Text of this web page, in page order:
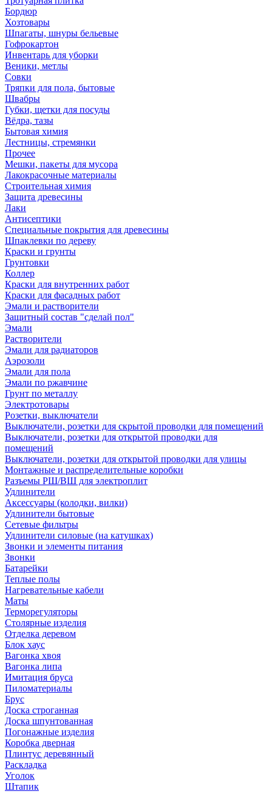
Бордюр
Хозтовары
Шпагаты, шнуры бельевые
Гофрокартон
Инвентарь для уборки
Веники, метлы
Совки
Тряпки для пола, бытовые
Швабры
Губки, щетки для посуды
Вёдра, тазы
Бытовая химия
Лестницы, стремянки
Прочее
Мешки, пакеты для мусора
Лакокрасочные материалы
Строительная химия
Защита древесины
Лаки
Антисептики
Специальные покрытия для древесины
Шпаклевки по дереву
Краски и грунты
Грунтовки
Коллер
Краски для внутренних работ
Краски для фасадных работ
Эмали и растворители
Защитный состав "сделай пол"
Эмали
Растворители
Эмали для радиаторов
Аэрозоли
Эмали для пола
Эмали по ржавчине
Грунт по металлу
Электротовары
Розетки, выключатели
Выключатели, розетки для скрытой проводки для помещений
Выключатели, розетки для открытой проводки для
помещений
Выключатели, розетки для открытой проводки для улицы
Монтажные и распределительные коробки
Разъемы РШ/ВШ для электроплит
Удлинители
Аксессуары (колодки, вилки)
Удлинители бытовые
Сетевые фильтры
Удлинители силовые (на катушках)
Звонки и элементы питания
Звонки
Батарейки
Теплые полы
Нагревательные кабели
Маты
Терморегуляторы
Столярные изделия
Отделка деревом
Блок хаус
Вагонка хвоя
Вагонка липа
Имитация бруса
Пиломатериалы
Брус
Доска строганная
Доска шпунтованная
Погонажные изделия
Коробка дверная
Плинтус деревянный
Раскладка
Уголок
Штапик